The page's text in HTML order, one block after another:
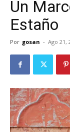
Un
Estaño
Por gosan - Ago 21,